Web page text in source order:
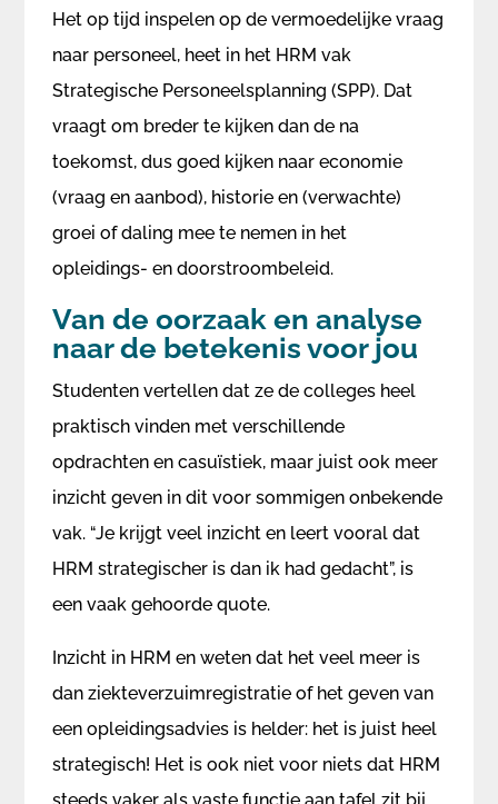
Het op tijd inspelen op de vermoedelijke vraag
naar personeel, heet in het HRM vak
Strategische Personeelsplanning (SPP). Dat
vraagt om breder te kijken dan de na
toekomst, dus goed kijken naar economie
(vraag en aanbod), historie en (verwachte)
groei of daling mee te nemen in het
opleidings- en doorstroombeleid.
Van de oorzaak en analyse
naar de betekenis voor jou
Studenten vertellen dat ze de colleges heel
praktisch vinden met verschillende
opdrachten en casuïstiek, maar juist ook meer
inzicht geven in dit voor sommigen onbekende
vak. “Je krijgt veel inzicht en leert vooral dat
HRM strategischer is dan ik had gedacht”, is
een vaak gehoorde quote.
Inzicht in HRM en weten dat het veel meer is
dan ziekteverzuimregistratie of het geven van
een opleidingsadvies is helder: het is juist heel
strategisch! Het is ook niet voor niets dat HRM